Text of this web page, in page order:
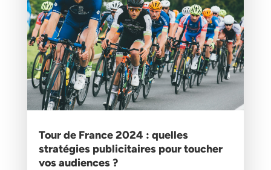
Tour de France 2024 : quelles
stratégies publicitaires pour toucher
vos audiences ?